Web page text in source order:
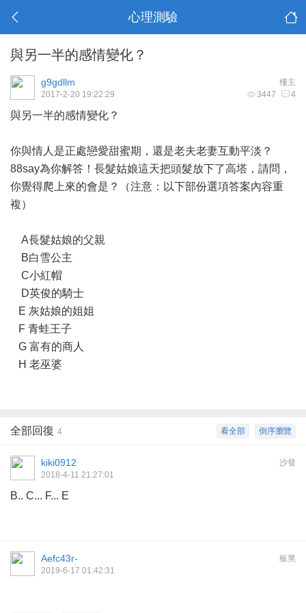
心理測驗
與另一半的感情變化？
樓主
g9gdllm
3447 4
2017-2-20 19:22:29
與另一半的感情變化？
你與情人是正處戀愛甜蜜期，還是老夫老妻互動平淡？
88say為你解答！長髮姑娘這天把頭髮放下了高塔，請問，
你覺得爬上來的會是？（注意：以下部份選項答案內容重
複）
A長髮姑娘的父親
B白雪公主
C小紅帽
D英俊的騎士
E 灰姑娘的姐姐
F 青蛙王子
G 富有的商人
H 老巫婆
倒序瀏覽
看全部
全部回復 4
沙發
kiki0912
2018-4-11 21:27:01
B.. C... F... E
板凳
Aefc43r-
2019-6-17 01:42:31